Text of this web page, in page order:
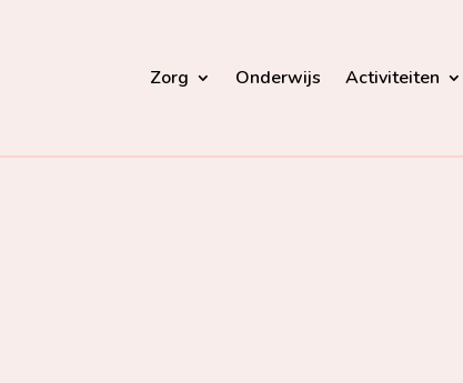
Zorg Onderwijs Activiteiten